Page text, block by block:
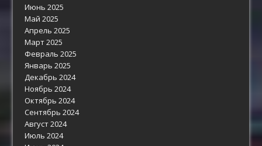
Июнь 2025
Май 2025
Апрель 2025
Март 2025
Февраль 2025
Январь 2025
Декабрь 2024
Ноябрь 2024
Октябрь 2024
Сентябрь 2024
Август 2024
Июль 2024